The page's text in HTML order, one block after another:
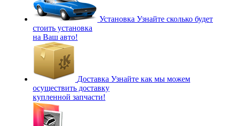
Установка Узнайте сколько будет
стоить установка
на Ваш авто!
Доставка Узнайте как мы можем
осуществить доставку
купленной запчасти!